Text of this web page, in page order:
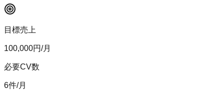
目標売上
100,000円/月
必要CV数
6件/月